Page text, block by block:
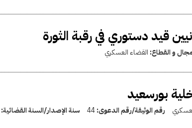
قيد دستوري في رقبة الثورة
و القطاع: القضاء العسكري
رقم الوثيقة/رقم الدعوى:44 سنة الإصدار/السنة